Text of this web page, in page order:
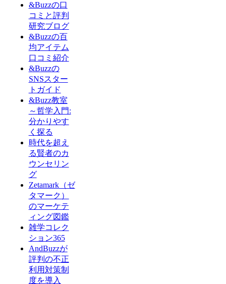
&Buzzの口
コミと評判
研究ブログ
&Buzzの百
均アイテム
口コミ紹介
&Buzzの
SNSスター
トガイド
&Buzz教室
～哲学入門:
分かりやす
く探る
時代を超え
る賢者のカ
ウンセリン
グ
Zetamark（ゼ
タマーク）
のマーケテ
ィング図鑑
雑学コレク
ション365
AndBuzzが
評判の不正
利用対策制
度を導入